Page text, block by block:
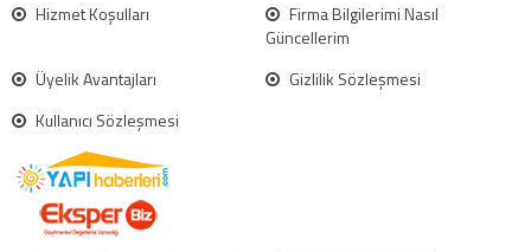
Hizmet Koşulları
Firma Bilgilerimi Nasıl
Güncellerim
Üyelik Avantajları
Gizlilik Sözleşmesi
Kullanıcı Sözleşmesi